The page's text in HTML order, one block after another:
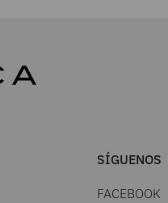
SÍGUENOS
FACEBOOK